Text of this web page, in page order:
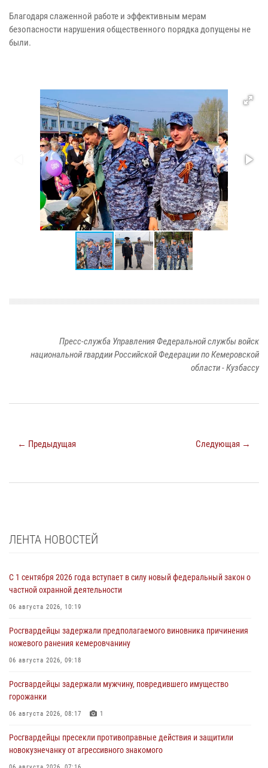
Благодаря слаженной работе и эффективным мерам
безопасности нарушения общественного порядка допущены не
были.
Пресс-служба Управления Федеральной службы войск
национальной гвардии Российской Федерации по Кемеровской
области - Кузбассу
← Предыдущая Следующая →
ЛЕНТА НОВОСТЕЙ
С 1 сентября 2026 года вступает в силу новый федеральный закон о
частной охранной деятельности
06 августа 2026, 10:19
Росгвардейцы задержали предполагаемого виновника причинения
ножевого ранения кемеровчанину
06 августа 2026, 09:18
Росгвардейцы задержали мужчину, повредившего имущество
горожанки
06 августа 2026, 08:17 1
Росгвардейцы пресекли противоправные действия и защитили
новокузнечанку от агрессивного знакомого